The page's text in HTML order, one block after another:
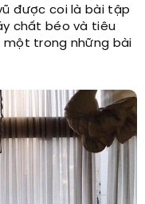
được coi là bài tập
chất béo và tiêu
trong những bài